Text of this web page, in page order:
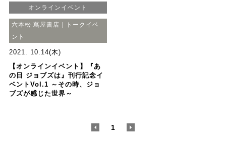
オンラインイベント
六本松 蔦屋書店｜トークイベ
ント
2021. 10.14(木)
【オンラインイベント】『あ
の日 ジョブズは』刊行記念イ
ベントVol.1 ～その時、ジョ
ブズが感じた世界～
1